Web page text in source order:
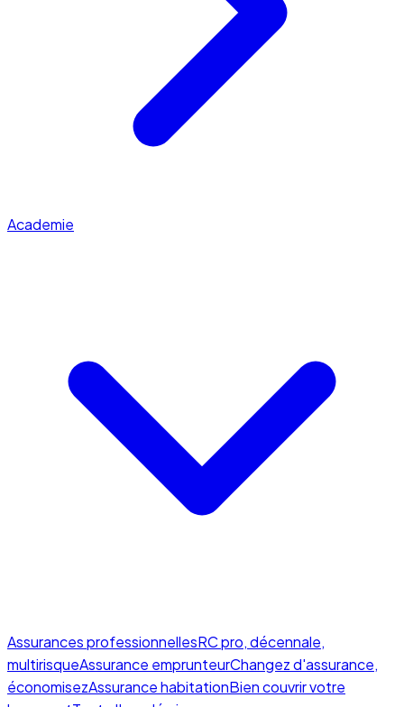
Academie
Assurances professionnellesRC pro, décennale,
multirisqueAssurance emprunteurChangez d'assurance,
économisezAssurance habitationBien couvrir votre